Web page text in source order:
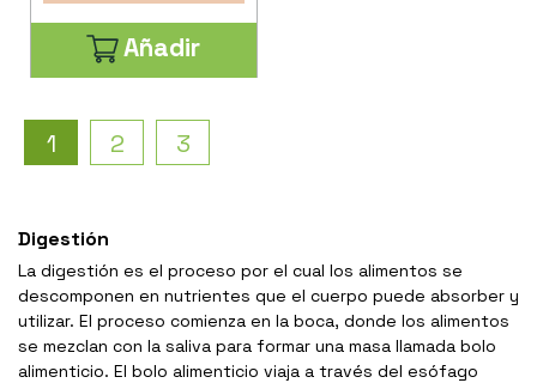
Añadir
1 2 3
Digestión
La digestión es el proceso por el cual los alimentos se
descomponen en nutrientes que el cuerpo puede absorber y
utilizar. El proceso comienza en la boca, donde los alimentos
se mezclan con la saliva para formar una masa llamada bolo
alimenticio. El bolo alimenticio viaja a través del esófago